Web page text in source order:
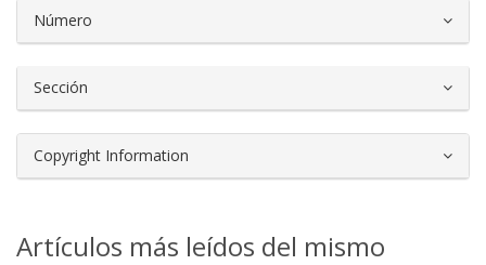
Número
Sección
Copyright Information
Artículos más leídos del mismo